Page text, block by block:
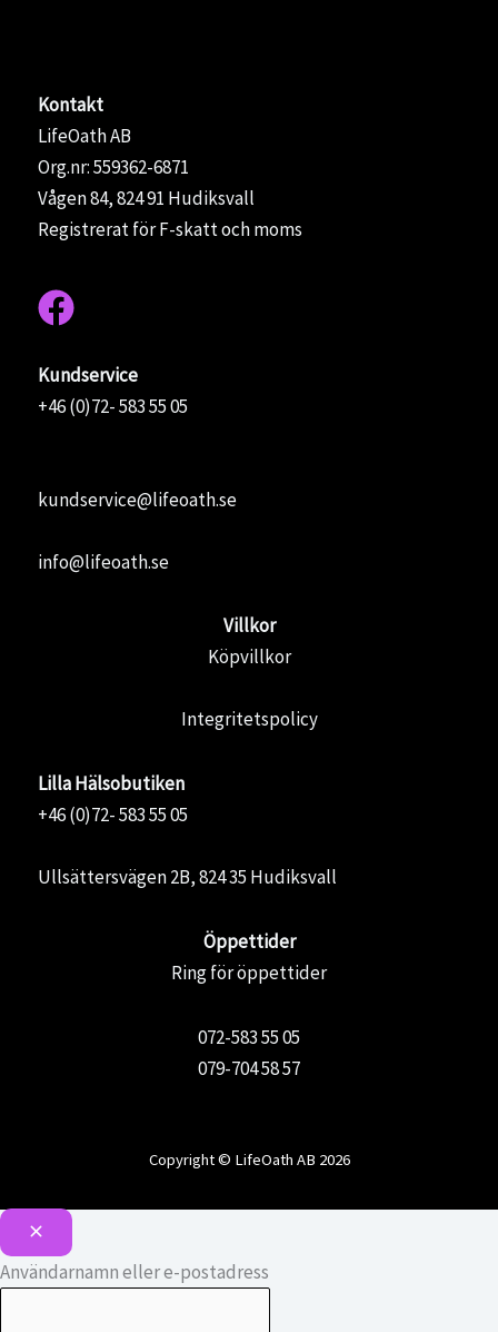
Kontakt
LifeOath AB
Org.nr: 559362-6871
Vågen 84, 824 91 Hudiksvall
Registrerat för F-skatt och moms
Kundservice
+46 (0)72- 583 55 05
kundservice@lifeoath.se
info@lifeoath.se
Villkor
Köpvillkor
Integritetspolicy
Lilla Hälsobutiken
+46 (0)72- 583 55 05
Ullsättersvägen 2B, 824 35 Hudiksvall
Öppettider
Ring för öppettider
072-583 55 05
079-704 58 57
Copyright © LifeOath AB 2026
Användarnamn eller e-postadress